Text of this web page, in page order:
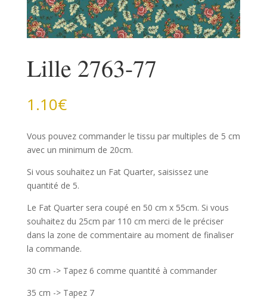
Lille 2763-77
1.10€
Vous pouvez commander le tissu par multiples de 5 cm
avec un minimum de 20cm.
Si vous souhaitez un Fat Quarter, saisissez une
quantité de 5.
Le Fat Quarter sera coupé en 50 cm x 55cm. Si vous
souhaitez du 25cm par 110 cm merci de le préciser
dans la zone de commentaire au moment de finaliser
la commande.
30 cm -> Tapez 6 comme quantité à commander
35 cm -> Tapez 7